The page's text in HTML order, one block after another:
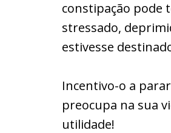
constipação pode
stressado,
estivesse
Incentivo-o a
preocupa na sua
utilidade!